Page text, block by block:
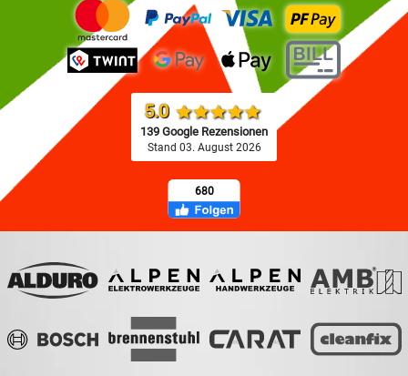
5.0
139 Google Rezensionen
Stand 03. August 2026
680